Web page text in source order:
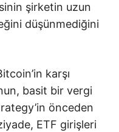
şirketin uzun
düşünmediğini
karşı
basit bir vergi
önceden
ETF girişleri